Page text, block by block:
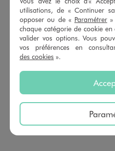
1étoile
Trier les avis
utilisations, de « Continuer
opposer ou de « Paramétrer
chaque catégorie de cookie
valider vos options. Vous
vos préférences en
des cookies ».